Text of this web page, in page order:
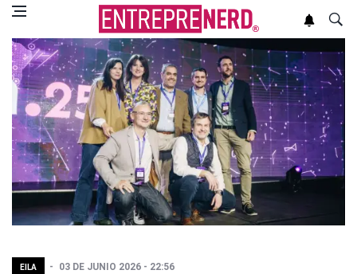
EILA 03 DE JUNIO 2026 - 22:56